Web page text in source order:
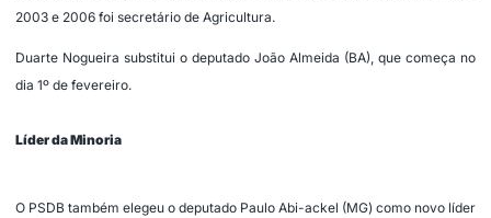
2003 e 2006 foi secretário de Agricultura.
Duarte Nogueira substitui o deputado João Almeida (BA), que começa no
dia 1º de fevereiro.
Líder da Minoria
O PSDB também elegeu o deputado Paulo Abi-ackel (MG) como novo líder